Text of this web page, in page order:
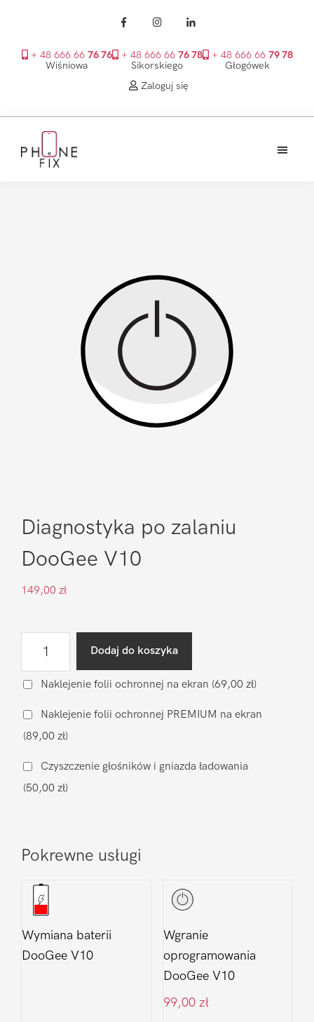
+ 48 666 66 76 76
Wiśniowa
+ 48 666 66 76 78
Sikorskiego
+ 48 666 66 79 78
Głogówek
Zaloguj się
głównego
Diagnostyka po zalaniu
DooGee V10
149,00 zł
po
DooGee
V10
Dodaj do koszyka
Naklejenie folii ochronnej na ekran (69,00 zł)
Naklejenie folii ochronnej PREMIUM na ekran
(89,00 zł)
Czyszczenie głośników i gniazda ładowania
(50,00 zł)
Pokrewne usługi
Wymiana baterii
DooGee V10
Wgranie
oprogramowania
DooGee V10
99,00 zł